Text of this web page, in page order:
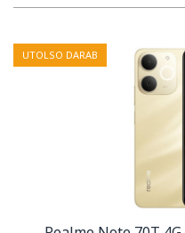
UTOLSO DARAB